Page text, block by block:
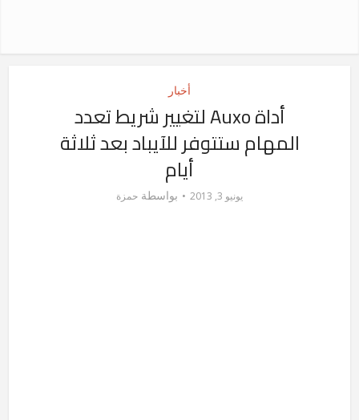
أخبار
أداة Auxo لتغيير شريط تعدد
المهام ستتوفر للآيباد بعد ثلاثة
أيام
يونيو 3, 2013 بواسطة حمزة